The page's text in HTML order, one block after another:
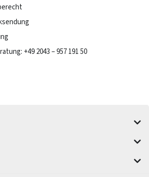
+49 2043 – 957 191 50